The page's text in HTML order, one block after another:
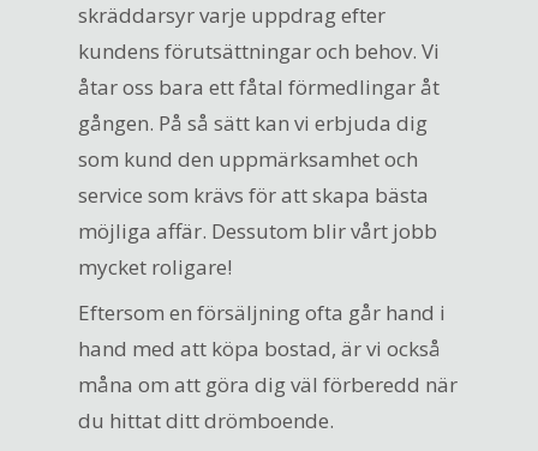
skräddarsyr varje uppdrag efter
kundens förutsättningar och behov. Vi
åtar oss bara ett fåtal förmedlingar åt
gången. På så sätt kan vi erbjuda dig
som kund den uppmärksamhet och
service som krävs för att skapa bästa
möjliga affär. Dessutom blir vårt jobb
mycket roligare!
Eftersom en försäljning ofta går hand i
hand med att köpa bostad, är vi också
måna om att göra dig väl förberedd när
du hittat ditt drömboende.